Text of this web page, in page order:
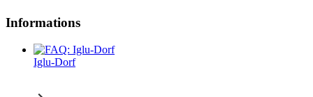
Informations
Iglu-Dorf